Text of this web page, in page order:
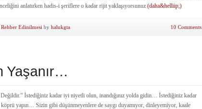
anlatırken hadis-i şeriflere o kadar rijit yaklaşıyorsunuz (daha&helliip;)
Rehber Edinilmesi by halukgta 10 Comments
Yaşanır…
İstediğiniz kadar iyi niyetli olun, inandığınız yolda gidin… İstediğiniz kadar
köprü yapın… Sizin gibi düşünmeyenlere de saygı duyamıyor, dinleyemiyor, kaale